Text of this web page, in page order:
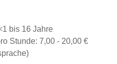
bis 16 Jahre
Stunde: 7,00 - 20,00 €